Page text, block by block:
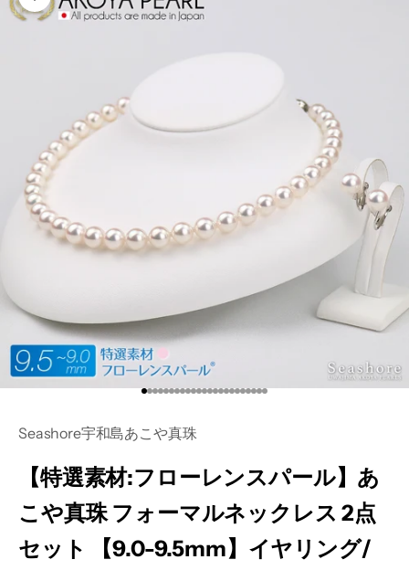
ズームイン
I18n Error: Missing interpolation value
I18n Error: Missing interpolation value
I18n Error: Missing interpolation
I18n Error: Missing interpolation
I18n Error: Missing interpolation
I18n Error: Missing interpolation
I18n Error: Missing interpolation
I18n Error: Missing interpolation
I18n Error: Missing interpolation
I18n Error: Missing
I18n Error: Missing
I18n Error: Missing
I18n Error: Missing
I18n Error: Missing
I18n Error: Missing
I18n Error: Missing
I18n Error: Missing
I18n Error: Missing
I18n Error: Missing
I18n Error: Missing
I18n Error: Missing
I18n Error: Missing
I18n Error: Missing
Seashore宇和島あこや真珠
【特選素材:フローレンスパール】あ
こや真珠 フォーマルネックレス 2点
セット 【9.0-9.5mm】イヤリング/